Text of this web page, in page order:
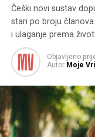
Češki novi sustav
stari po broju
i ulaganje prema
Objavljeno
Autor Moje